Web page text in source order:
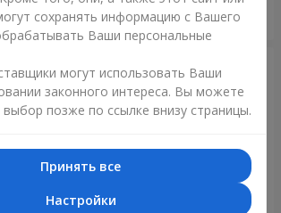
Заказать
сохранять информацию с Вашего
Ваши персональные
могут использовать Ваши
законного интереса. Вы можете
позже по ссылке внизу страницы.
Принять все
Настройки